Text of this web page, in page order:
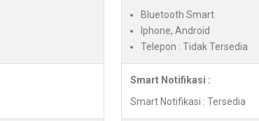
Bluetooth Smart
Iphone, Android
Telepon : Tidak Tersedia
Smart Notifikasi :
Smart Notifikasi : Tersedia